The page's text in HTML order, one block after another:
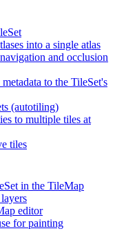
into a single atlas
and occlusion
to the TileSet's
(autotiling)
to multiple tiles at
tiles
in the TileMap
editor
for painting